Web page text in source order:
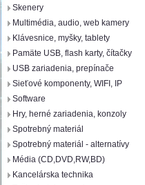
Skenery
Multimédia, audio, web kamery
Klávesnice, myšky, tablety
Pamäte USB, flash karty, čítačky
USB zariadenia, prepínače
Sieťové komponenty, WIFI, IP
Software
Hry, herné zariadenia, konzoly
Spotrebný materiál
Spotrebný materiál - alternatívy
Média (CD,DVD,RW,BD)
Kancelárska technika